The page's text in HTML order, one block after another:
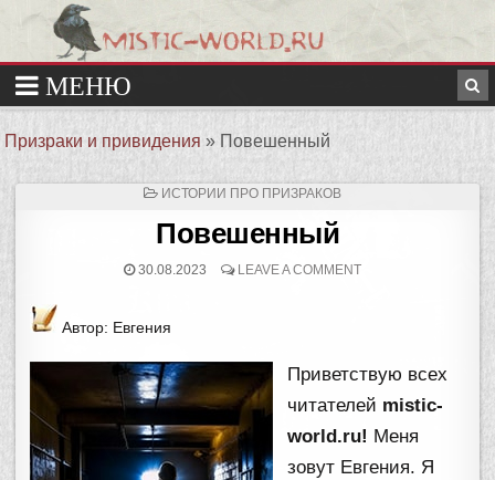
Призраки и привидения » Повешенный
ОПУБЛИКОВАНО
ИСТОРИИ ПРО ПРИЗРАКОВ
Повешенный
30.08.2023 LEAVE A COMMENT
Автор: Евгения
Приветствую всех
читателей mistic-
world.ru! Меня
зовут Евгения. Я